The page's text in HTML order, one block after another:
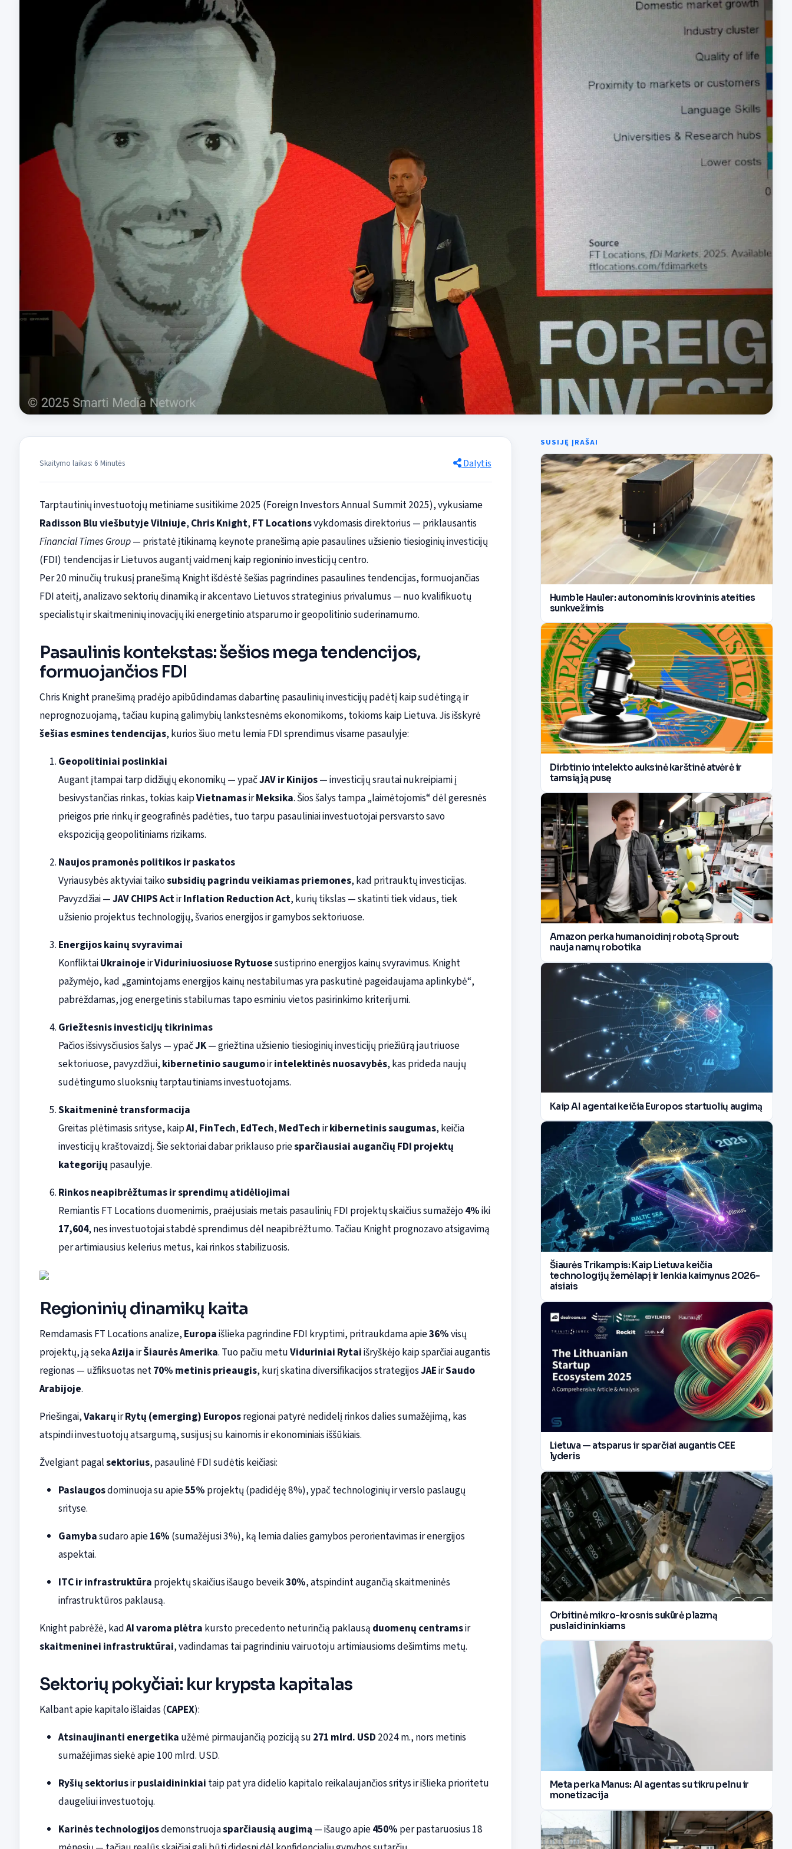
Skaitymo laikas: 6 Minutės Dalytis
Tarptautinių investuotojų metiniame susitikime 2025 (Foreign Investors Annual Summit 2025), vykusiame
Radisson Blu viešbutyje Vilniuje,Chris Knight,FT Locationsvykdomasis direktorius — priklausantis
Financial Times Group— pristatė įtikinamą keynote pranešimą apie pasaulines užsienio tiesioginių investicijų
(FDI) tendencijas ir Lietuvos augantį vaidmenį kaip regioninio investicijų centro.
Per 20 minučių trukusį pranešimą Knight išdėstė šešias pagrindines pasaulines tendencijas, formuojančias
FDI ateitį, analizavo sektorių dinamiką ir akcentavo Lietuvos strateginius privalumus — nuo kvalifikuotų
specialistų ir skaitmeninių inovacijų iki energetinio atsparumo ir geopolitinio suderinamumo.
Pasaulinis kontekstas: šešios mega tendencijos,
formuojančios FDI
Chris Knight pranešimą pradėjo apibūdindamas dabartinę pasaulinių investicijų padėtį kaip sudėtingą ir
neprognozuojamą, tačiau kupiną galimybių lankstesnėms ekonomikoms, tokioms kaip Lietuva. Jis išskyrė
šešias esmines tendencijas, kurios šiuo metu lemia FDI sprendimus visame pasaulyje:
Geopolitiniai poslinkiai
Augant įtampai tarp didžiųjų ekonomikų — ypačJAV ir Kinijos— investicijų srautai nukreipiami į
besivystančias rinkas, tokias kaipVietnamasirMeksika. Šios šalys tampa „laimėtojomis“ dėl geresnės
prieigos prie rinkų ir geografinės padėties, tuo tarpu pasauliniai investuotojai persvarsto savo
ekspoziciją geopolitiniams rizikams.
Naujos pramonės politikos ir paskatos
Vyriausybės aktyviai taikosubsidių pagrindu veikiamas priemones, kad pritrauktų investicijas.
Pavyzdžiai —JAV CHIPS ActirInflation Reduction Act, kurių tikslas — skatinti tiek vidaus, tiek
užsienio projektus technologijų, švarios energijos ir gamybos sektoriuose.
Energijos kainų svyravimai
KonfliktaiUkrainojeirViduriniuosiuose Rytuosesustiprino energijos kainų svyravimus. Knight
pažymėjo, kad „gamintojams energijos kainų nestabilumas yra paskutinė pageidaujama aplinkybė“,
pabrėždamas, jog energetinis stabilumas tapo esminiu vietos pasirinkimo kriterijumi.
Griežtesnis investicijų tikrinimas
Pačios išsivysčiusios šalys — ypačJK— griežtina užsienio tiesioginių investicijų priežiūrą jautriuose
sektoriuose, pavyzdžiui,kibernetinio saugumoirintelektinės nuosavybės, kas prideda naujų
sudėtingumo sluoksnių tarptautiniams investuotojams.
Skaitmeninė transformacija
Greitas plėtimasis srityse, kaipAI,FinTech,EdTech,MedTechirkibernetinis saugumas, keičia
investicijų kraštovaizdį. Šie sektoriai dabar priklauso priesparčiausiai augančių FDI projektų
kategorijų pasaulyje.
Rinkos neapibrėžtumas ir sprendimų atidėliojimai
Remiantis FT Locations duomenimis, praėjusiais metais pasaulinių FDI projektų skaičius sumažėjo4%iki
17,604, nes investuotojai stabdė sprendimus dėl neapibrėžtumo. Tačiau Knight prognozavo atsigavimą
per artimiausius kelerius metus, kai rinkos stabilizuosis.
Regioninių dinamikų kaita
Remdamasis FT Locations analize,Europaišlieka pagrindine FDI kryptimi, pritraukdama apie36%visų
projektų, ją sekaAzijairŠiaurės Amerika. Tuo pačiu metuViduriniai Rytaiišryškėjo kaip sparčiai augantis
regionas — užfiksuotas net70% metinis prieaugis, kurį skatina diversifikacijos strategijosJAEirSaudo
Arabijoje.
Priešingai,VakarųirRytų (emerging) Europosregionai patyrė nedidelį rinkos dalies sumažėjimą, kas
atspindi investuotojų atsargumą, susijusį su kainomis ir ekonominiais iššūkiais.
Žvelgiant pagalsektorius, pasaulinė FDI sudėtis keičiasi:
Paslaugosdominuoja su apie55% projektų (padidėję 8%), ypač technologinių ir verslo paslaugų
srityse.
Gamybasudaro apie16% (sumažėjusi 3%), ką lemia dalies gamybos perorientavimas ir energijos
aspektai.
ITC ir infrastruktūra projektų skaičius išaugo beveik30%, atspindint augančią skaitmeninės
infrastruktūros paklausą.
Knight pabrėžė, kadAI varoma plėtra kursto precedento neturinčią paklausą duomenų centramsir
skaitmeninei infrastruktūrai, vadindamas tai pagrindiniu vairuotoju artimiausioms dešimtims metų.
Sektorių pokyčiai: kur krypsta kapitalas
Kalbant apie kapitalo išlaidas (CAPEX):
Atsinaujinanti energetika užėmė pirmaujančią poziciją su 271 mlrd. USD 2024 m., nors metinis
sumažėjimas siekė apie 100 mlrd. USD.
Ryšių sektoriusirpuslaidininkiai taip pat yra didelio kapitalo reikalaujančios sritys ir išlieka prioritetu
daugeliui investuotojų.
Karinės technologijosdemonstruojasparčiausią augimą — išaugo apie450% per pastaruosius 18
SUSIJĘ ĮRAŠAI
Humble Hauler: autonominis krovininis ateities
sunkvežimis
Dirbtinio intelekto auksinė karštinė atvėrė ir
tamsiąją pusę
Amazon perka humanoidinį robotą Sprout:
nauja namų robotika
Kaip AI agentai keičia Europos startuolių augimą
Šiaurės Trikampis: Kaip Lietuva keičia
technologijų žemėlapį ir lenkia kaimynus 2026-
aisiais
Lietuva — atsparus ir sparčiai augantis CEE
lyderis
Orbitinė mikro-krosnis sukūrė plazmą
puslaidininkiams
Meta perka Manus: AI agentas su tikru pelnu ir
monetizacija